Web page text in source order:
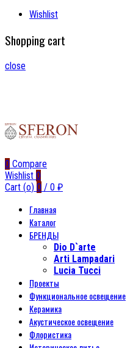
Wishlist
Shopping cart
close
0 Compare
Wishlist 0
Cart (o) 0 / 0 ₽
Главная
Каталог
БРЕНДЫ
Dio D`arte
Arti Lampadari
Lucia Tucci
Проекты
Функциональное освещение
Керамика
Акустическое освещение
Флористика